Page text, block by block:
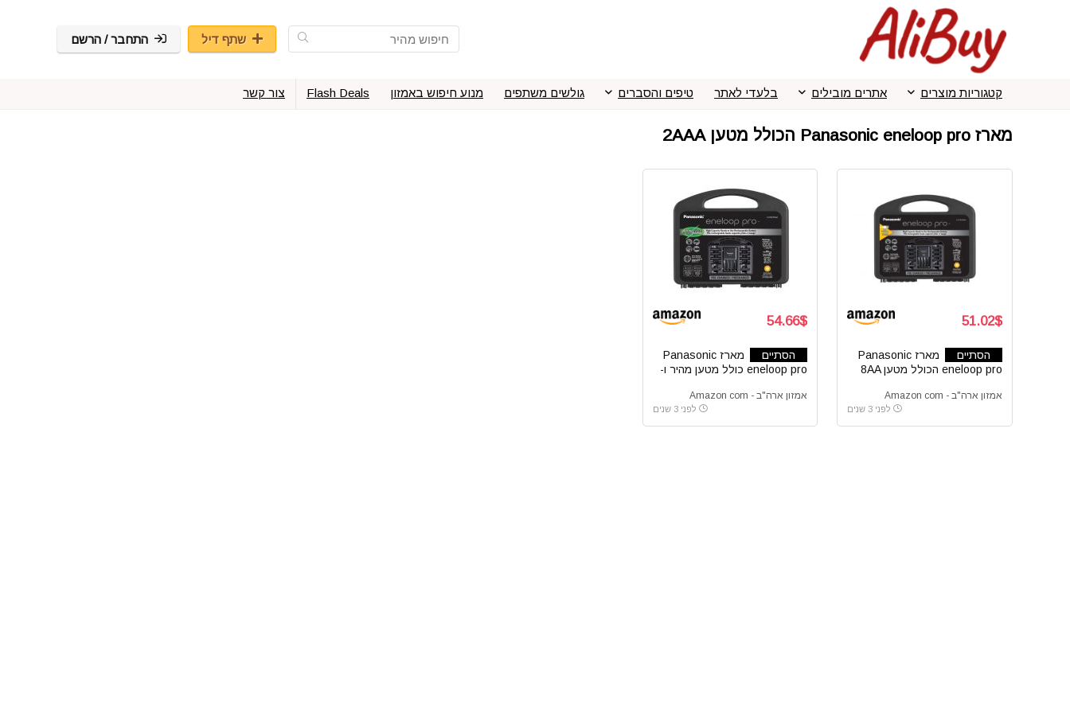
שתף דיל התחבר / הרשם
קטגוריות מוצרים אתרים מובילים בלעדי לאתר טיפים והסברים גולשים משתפים מנוע חיפוש באמזון Flash Deals צור קשר
מארז Panasonic eneloop pro הכולל מטען 2AAA
51.02$
הסתיים
מארז Panasonic
eneloop pro הכולל מטען 8AA
אמזון ארה"ב - Amazon com
לפני 3 שנים
54.66$
הסתיים
מארז Panasonic
eneloop pro כולל מטען מהיר ו-
אמזון ארה"ב - Amazon com
לפני 3 שנים